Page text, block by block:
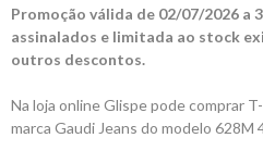
Promoção válida de 02/07/2026 a
assinalados e limitada ao stock
outros descontos.
Na loja online Glispe pode comprar
marca Gaudi Jeans do modelo 628M